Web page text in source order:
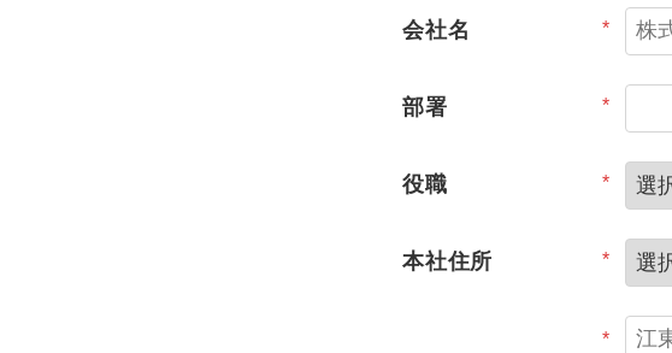
*
会社名
*
部署
*
役職
*
本社住所
*